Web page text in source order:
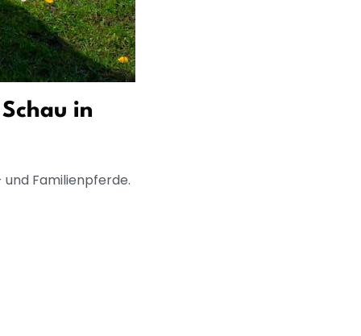
in
Familienpferde.